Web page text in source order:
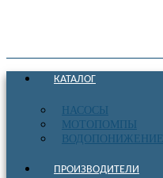
КАТАЛОГ
НАСОСЫ
МОТОПОМПЫ
ВОДОПОНИЖЕНИЕ
ПРОИЗВОДИТЕЛИ